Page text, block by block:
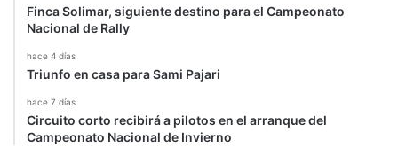
Finca Solimar, siguiente destino para el Campeonato
Nacional de Rally
hace 4 días
Triunfo en casa para Sami Pajari
hace 7 días
Circuito corto recibirá a pilotos en el arranque del
Campeonato Nacional de Invierno